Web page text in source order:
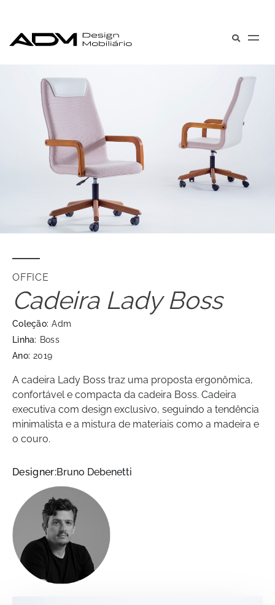
OFFICE
Cadeira Lady Boss
Coleção: Adm
Linha: Boss
Ano: 2019
A cadeira Lady Boss traz uma proposta ergonômica,
confortável e compacta da cadeira Boss. Cadeira
executiva com design exclusivo, seguindo a tendência
minimalista e a mistura de materiais como a madeira e
o couro.
Designer:Bruno Debenetti